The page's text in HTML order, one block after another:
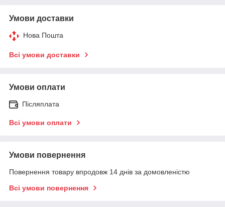
Умови доставки
Нова Пошта
Всі умови доставки
Умови оплати
Післяплата
Всі умови оплати
Умови повернення
Повернення товару впродовж 14 днів за домовленістю
Всі умови повернення